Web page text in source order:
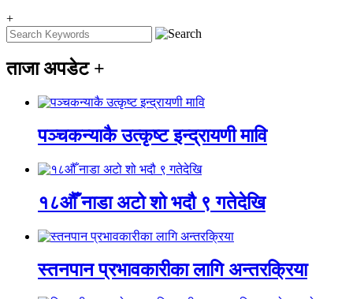
+
ताजा अपडेट +
पञ्चकन्याकै उत्कृष्ट इन्द्रायणी मावि
१८औँ नाडा अटो शो भदौ ९ गतेदेखि
स्तनपान प्रभावकारीका लागि अन्तरक्रिया